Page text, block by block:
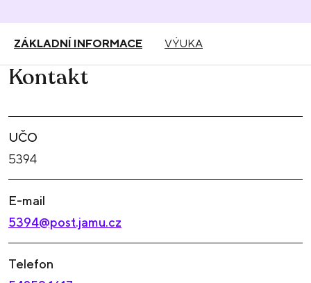
ZÁKLADNÍ INFORMACE VÝUKA
Kontakt
UČO
5394
E-mail
5394@post.jamu.cz
Telefon